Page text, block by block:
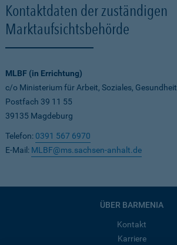
Kontaktdaten der zuständigen
Marktaufsichtsbehörde
MLBF (in Errichtung)
c/o Ministerium für Arbeit, Soziales,
Postfach 39 11 55
39135 Magdeburg
Telefon: 0391 567 6970
E-Mail: MLBF@ms.sachsen-anhalt.de
ÜBER BARMENIA
Kontakt
Karriere